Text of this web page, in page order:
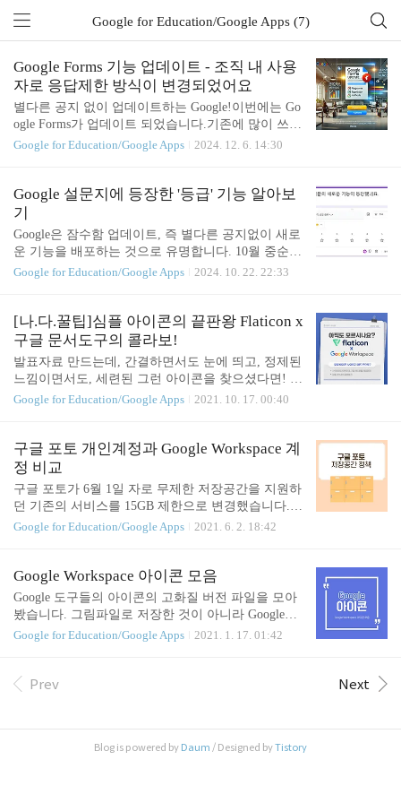
Google for Education/Google Apps (7)
Google Forms 기능 업데이트 - 조직 내 사용
자로 응답제한 방식이 변경되었어요
별다른 공지 없이 업데이트하는 Google!이번에는 Go
ogle Forms가 업데이트 되었습니다.기존에 많이 쓰시
던 기능이 업데이트 되어 혼란이 좀 있을 것 같아 포
변경되었습니다. - '게시' 버튼을 눌렀을 때 설정할
수 있는 내용은 '응답자'의 범위입니다. - 응답의 on/o
ff 기능 또한 게시버튼으로 통합되었습니다. -> 설문
지를 생성하더라도 '게시' 하지 않으면 설문 응답
을 받을 수 없습니다. 2. 조직내 사용자 응답 제한
메뉴 이동-> '게시' 버튼을 눌러 게시하기 전에 공개
L 줄이기 위치의 이동- 응답자 링크 복사로 이동함...
Google for Education/Google Apps 2024. 12. 6. 14:30
Google 설문지에 등장한 '등급' 기능 알아보
기
Google은 잠수함 업데이트, 즉 별다른 공지없이 새로
운 기능을 배포하는 것으로 유명합니다. 10월 중순
경, Google Forms에는 '등급'이란 기능이 업데이트 되
를 생각해볼 수 있을까요? 그에 앞서 기존에 있던 기
능에 대해 알아보겠습니다. 1. 선형 배율설명: 응답자
가 일정한 범위 내에서 점수를 매기는 방식으로, 다
양한 의견이나 만족도를 숫자로 평가할 수 있습니다.
학교에서의 사용 예:학생 만족도 조사: 수업이나 학
교 행사에 대한 만족도를 조사할 때 사용할 수 있습
나요?"라는 질문에 대해 1부터 5 또는 10까지의 숫자
로 답하도록 할 수 ..
Google for Education/Google Apps 2024. 10. 22. 22:33
[나.다.꿀팁]심플 아이콘의 끝판왕 Flaticon x
구글 문서도구의 콜라보!
발표자료 만드는데, 간결하면서도 눈에 띄고, 정제된
느낌이면서도, 세련된 그런 아이콘을 찾으셨다면! 그
런데 무료(!!!)인 사이트를 찾고 있었다면.. 바로! Flat
는 사이트입니다. Free Vector Icons and Stickers - Tho
usands of resources to download Download Free Vector I
cons and Stickers for your projects. Resources made by a
nd for designers. PNG, SVG, EPS, PSD and CSS forma
ts www.flaticon.com 2. 어떻게 사용해요..
Google for Education/Google Apps 2021. 10. 17. 00:40
구글 포토 개인계정과 Google Workspace 계
정 비교
구글 포토가 6월 1일 자로 무제한 저장공간을 지원하
던 기존의 서비스를 15GB 제한으로 변경했습니다.
기존에 구글 포토를 활용해 다양한 기능을 써왔던 소
각 로그인했을 때 구글 포토 화면이 달라 내용을 정
리해봤습니다. 1. 구글 포토 gmail 계정 로그인 시 저
장용량 관리창이 출력되며 현재 사용되고 있는 스토
리지의 용량이 표기됩니다. (밑에 Google One의 구매
를 독려하는 문구도... 있네요) 2. 구글 포토 GWFE 계
급한 계정으로 구글 포토에 들어갔을 때는 개인 계정
에 등장하는 화면이 나오지 않..
Google for Education/Google Apps 2021. 6. 2. 18:42
Google Workspace 아이콘 모음
Google 도구들의 아이콘의 고화질 버전 파일을 모아
봤습니다. 그림파일로 저장한 것이 아니라 Google에
서 제공하는 '컬렉션' 기능을 활용해 만들어봤습니다.
oosl Icons GEG Jeonbuk-GEG전북님이 공유한 컬렉션
Google for Education/Google Apps 2021. 1. 17. 01:42
Prev Next
Blog is powered by Daum / Designed byTistory